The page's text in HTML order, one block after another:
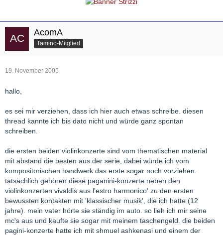
AcomA
Tamino-Mitglied
19. November 2005
hallo,
es sei mir verziehen, dass ich hier auch etwas schreibe. diesen
thread kannte ich bis dato nicht und würde ganz spontan
schreiben.
die ersten beiden violinkonzerte sind vom thematischen material
mit abstand die besten aus der serie, dabei würde ich vom
kompositorischen handwerk das erste sogar noch vorziehen.
tatsächlich gehören diese paganini-konzerte neben den
violinkonzerten vivaldis aus l'estro harmonico' zu den ersten
bewussten kontakten mit 'klassischer musik', die ich hatte (12
jahre). mein vater hörte sie ständig im auto. so lieh ich mir seine
mc's aus und kaufte sie sogar mit meinem taschengeld. die beiden
pagini-konzerte hatte ich mit shmuel ashkenasi und einem der